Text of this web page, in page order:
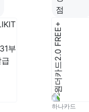
하나카드